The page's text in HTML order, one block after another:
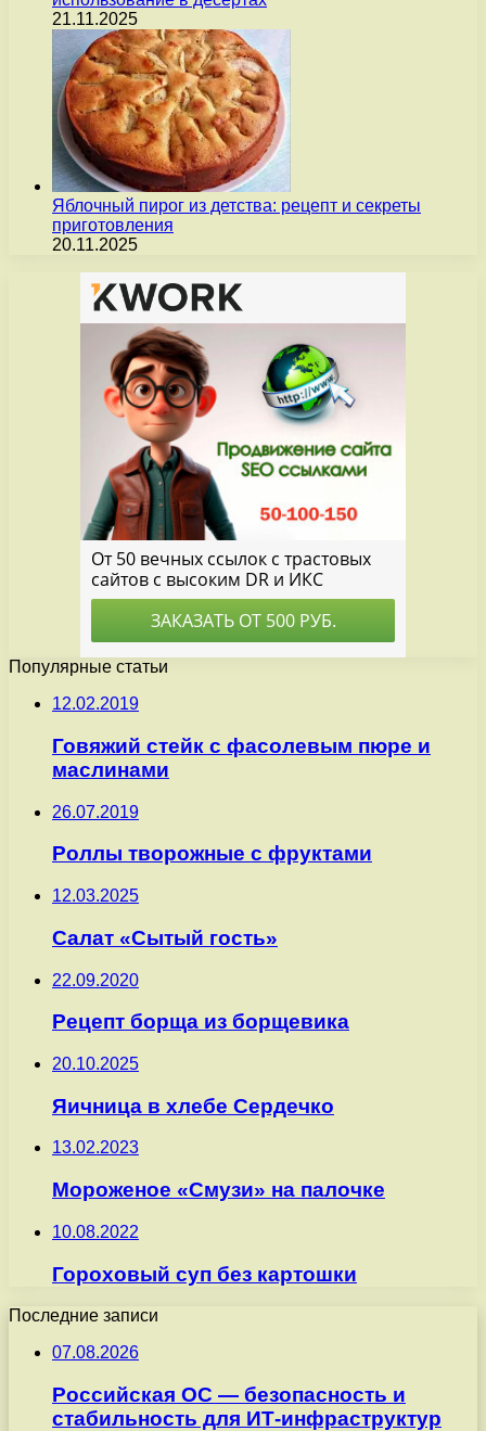
21.11.2025
Яблочный пирог из детства: рецепт и секреты
приготовления
20.11.2025
Популярные статьи
12.02.2019
Говяжий стейк с фасолевым пюре и
маслинами
26.07.2019
Роллы творожные с фруктами
12.03.2025
Салат «Сытый гость»
22.09.2020
Рецепт борща из борщевика
20.10.2025
Яичница в хлебе Сердечко
13.02.2023
Мороженое «Смузи» на палочке
10.08.2022
Гороховый суп без картошки
Последние записи
07.08.2026
Российская ОС — безопасность и
стабильность для ИТ-инфраструктур